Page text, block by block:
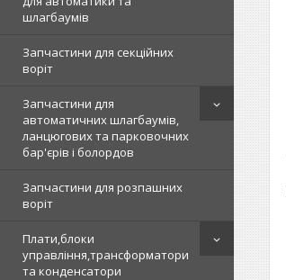
шлагбаумів
Запчастини для секційних
воріт
Запчастини для
автоматичних шлагбаумів,
ланцюгових та парковочних
бар'єрів і болордов
Запчастини для розпашних
воріт
Плати,блоки
управління,трансформатори
та конденсатори